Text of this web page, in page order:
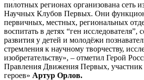
пилотных регионах организована сеть
Научных Клубов Первых. Они
первичных, местных, региональных
воспитать в детях “ген исследователя”,
развития у детей и молодёжи
стремления к научному творчеству,
изобретательству», – отметил Герой
Правления Движения Первых,
героев» Артур Орлов.